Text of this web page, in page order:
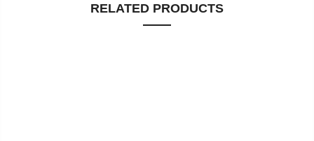
RELATED PRODUCTS